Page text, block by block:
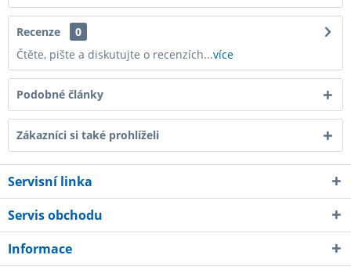
Recenze
0
Čtěte, pište a diskutujte o recenzích...více
Podobné články
Zákazníci si také prohlíželi
Servisní linka
Servis obchodu
Informace